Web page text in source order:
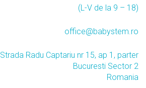
(L-V de la 9 – 18)
office@babystem.ro
Strada Radu Captariu nr 15, ap 1, parter
Bucuresti Sector 2
Romania